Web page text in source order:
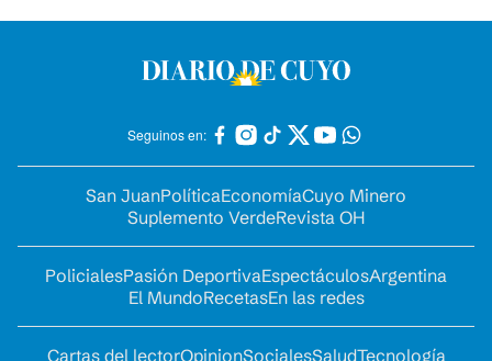
Seguinos en:
San JuanPolíticaEconomíaCuyo Minero
Suplemento VerdeRevista OH
PolicialesPasión DeportivaEspectáculosArgentina
El MundoRecetasEn las redes
Cartas del lectorOpinionSocialesSaludTecnología